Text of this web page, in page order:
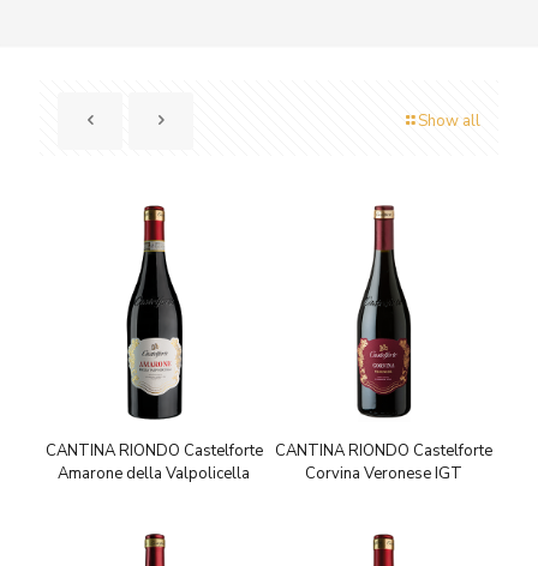
Show all
CANTINA RIONDO Castelforte
Amarone della Valpolicella
CANTINA RIONDO Castelforte
Corvina Veronese IGT